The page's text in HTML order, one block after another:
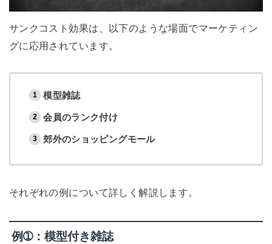
サンクコスト効果は、以下のような場面でマーケティン
グに応用されています。
模型雑誌
会員のランク付け
郊外のショッピングモール
それぞれの例について詳しく解説します。
例➀：模型付き雑誌